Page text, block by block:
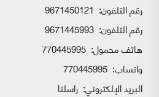
رقم التلفون: 9671450121
رقم التلفون: 9671445993
هاتف محمول: 770445995
واتساب:
البريد الإلكتروني: راسلنا